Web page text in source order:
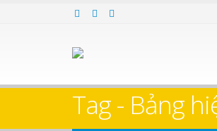
Tag - Bảng
Làm bảng hiệu gỗ tại
Nha Trang